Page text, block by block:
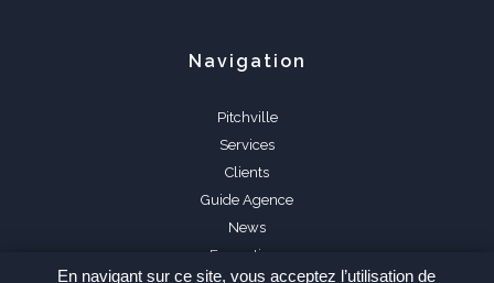
Navigation
Pitchville
Services
Clients
Guide Agence
News
Formations
En navigant sur ce site, vous acceptez l’utilisation de